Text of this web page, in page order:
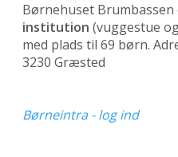
Børnehuset Brumbassen
institution (vuggestue
med plads til 69 børn.
3230 Græsted
Børneintra - log ind